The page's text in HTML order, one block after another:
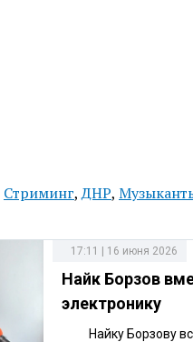
Стриминг,ДНР,
17:11 | 16 июня 2026
Найк Борзов
электронику
Найку Борзову